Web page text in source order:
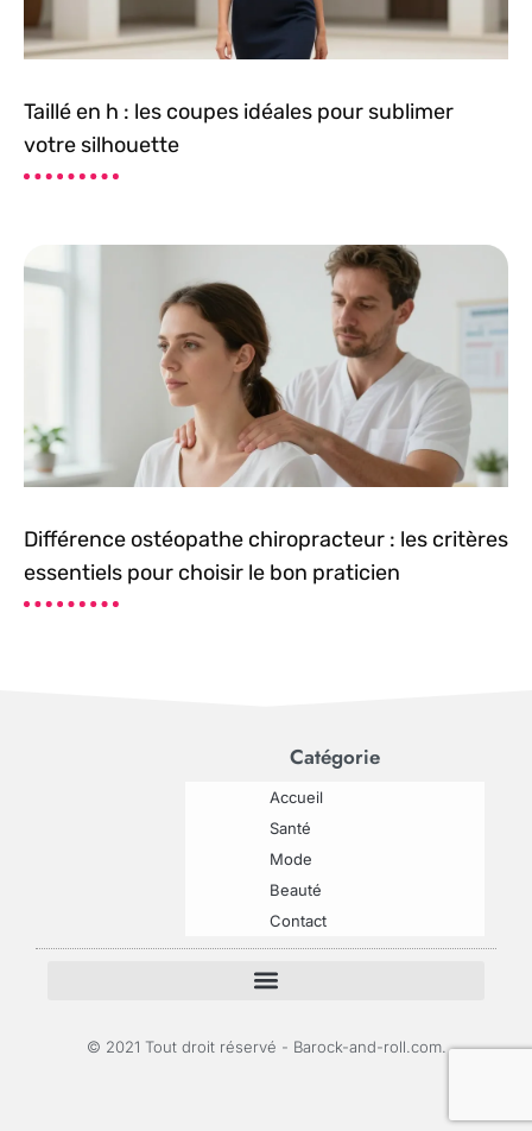
Taillé en h : les coupes idéales pour sublimer
votre silhouette
Différence ostéopathe chiropracteur : les critères
essentiels pour choisir le bon praticien
Catégorie
Accueil
Santé
Mode
Beauté
Contact
© 2021 Tout droit réservé - Barock-and-roll.com.